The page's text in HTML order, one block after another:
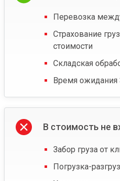
Перевозка
Страхование
стоимости
Складская
Время ожидания
В стоимость не
Забор груза от
Погрузка-